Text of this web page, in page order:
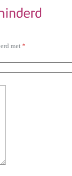
met*